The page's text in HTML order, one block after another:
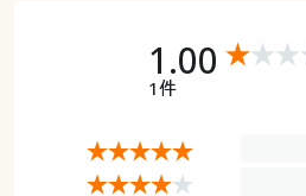
1.00
1件